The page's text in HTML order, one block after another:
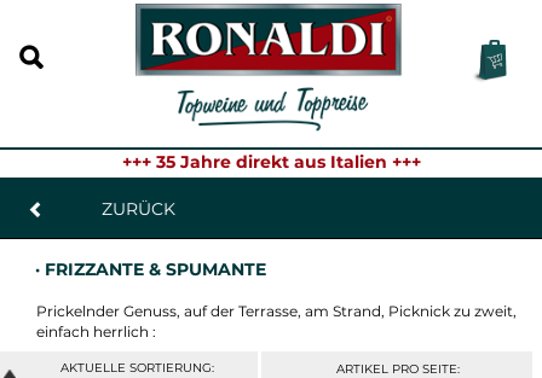
+++ 35 Jahre direkt aus Italien +++
ZURÜCK
· FRIZZANTE & SPUMANTE
Prickelnder Genuss, auf der Terrasse, am Strand, Picknick zu zweit,
einfach herrlich :
ARTIKEL PRO SEITE: